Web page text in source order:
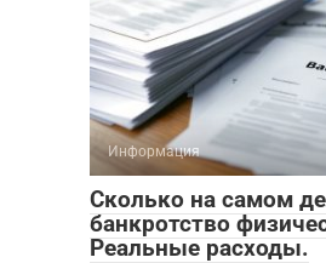
Информация
Сколько на самом
банкротство
Реальные расходы.